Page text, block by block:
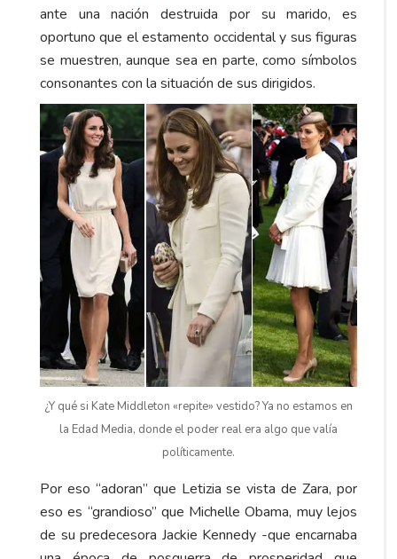
ante una nación destruida por su marido, es
oportuno que el estamento occidental y sus figuras
se muestren, aunque sea en parte, como símbolos
consonantes con la situación de sus dirigidos.
¿Y qué si Kate Middleton «repite» vestido? Ya no estamos en
la Edad Media, donde el poder real era algo que valía
políticamente.
Por eso “adoran” que Letizia se vista de Zara, por
eso es “grandioso” que Michelle Obama, muy lejos
de su predecesora Jackie Kennedy -que encarnaba